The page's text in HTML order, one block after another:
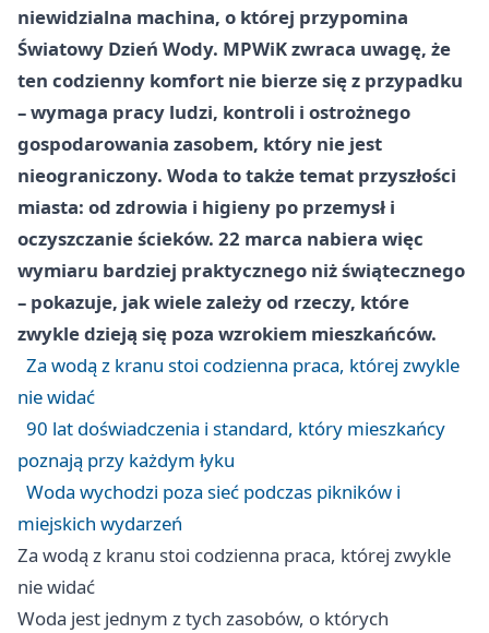
niewidzialna machina, o której przypomina
Światowy Dzień Wody. MPWiK zwraca uwagę, że
ten codzienny komfort nie bierze się z przypadku
– wymaga pracy ludzi, kontroli i ostrożnego
gospodarowania zasobem, który nie jest
nieograniczony. Woda to także temat przyszłości
miasta: od zdrowia i higieny po przemysł i
oczyszczanie ścieków. 22 marca nabiera więc
wymiaru bardziej praktycznego niż świątecznego
– pokazuje, jak wiele zależy od rzeczy, które
zwykle dzieją się poza wzrokiem mieszkańców.
Za wodą z kranu stoi codzienna praca, której zwykle
nie widać
90 lat doświadczenia i standard, który mieszkańcy
poznają przy każdym łyku
Woda wychodzi poza sieć podczas pikników i
miejskich wydarzeń
Za wodą z kranu stoi codzienna praca, której zwykle
nie widać
Woda jest jednym z tych zasobów, o których